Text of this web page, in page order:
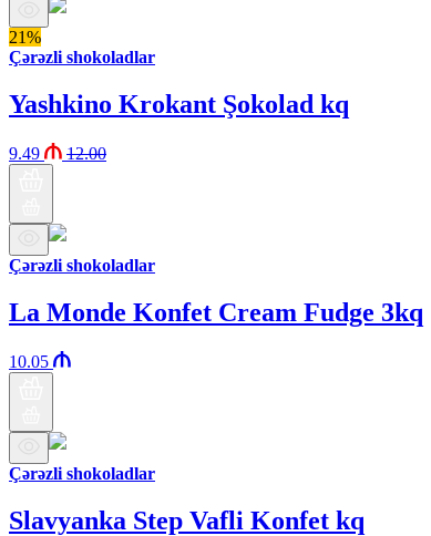
21%
Çərəzli shokoladlar
Yashkino Krokant Şokolad kq
9.49 12.00
Çərəzli shokoladlar
La Monde Konfet Cream Fudge 3kq
10.05
Çərəzli shokoladlar
Slavyanka Step Vafli Konfet kq